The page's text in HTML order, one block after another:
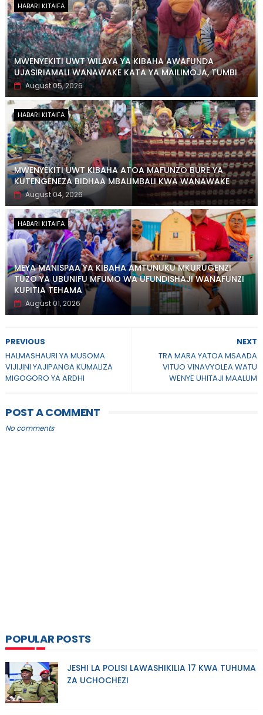
HABARI KITAIFA
MWENYEKITI UWT WILAYA YA KIBAHA AWAFUNDA
UJASIRIAMALI WANAWAKE KATA YA MAILIMOJA, TUMBI
August 05, 2026
HABARI KITAIFA
MWENYEKITI UWT KIBAHA ATOA MAFUNZO BURE YA
KUTENGENEZA BIDHAA MBALIMBALI KWA WANAWAKE
August 04, 2026
HABARI KITAIFA
MEYA MANISPAA YA KIBAHA AMTUNUKU MKURUGENZI
TUZO YA UBUNIFU MFUMO WA UFUNDISHAJI WANAFUNZI
KUPITIA TEHAMA
August 01, 2026
NEXT
TRA MARA YATOA MSAADA
VITUO VINAVYOLEA WATU
WENYE UHITAJI MAALUM
PREVIOUS
HALMASHAURI YA MUSOMA
VIJIJINI YAJIPANGA KUMALIZA
MIGOGORO YA ARDHI
POST A COMMENT
No comments
POPULAR POSTS
JESHI LA POLISI LAWASHIKILIA 17 KWA TUHUMA
ZA UCHOCHEZI